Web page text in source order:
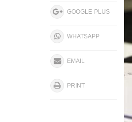
GOOGLE PLUS
WHATSAPP
EMAIL
PRINT